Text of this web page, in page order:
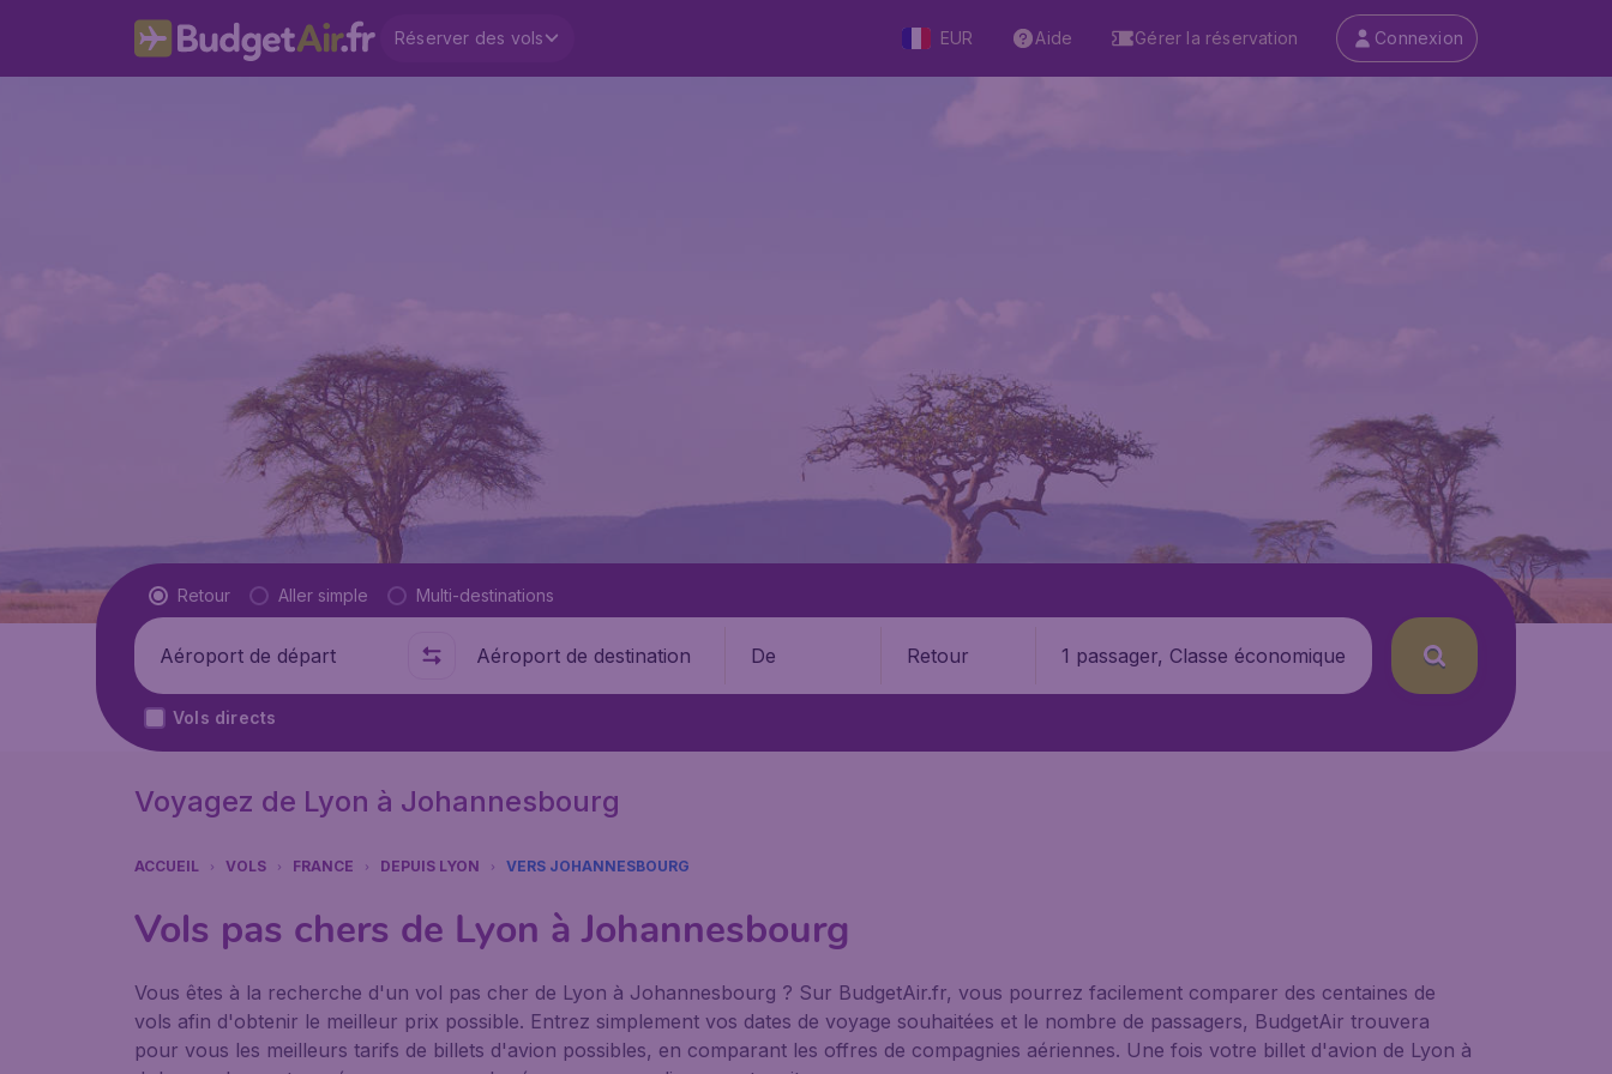
Réserver des vols EUR Aide Gérer la réservation Connexion
Type de vol
Retour Aller simple Multi-destinations
Départ de Où De Retour 1 passager, Classe économique
Vols directs
Voyagez de Lyon à Johannesbourg
ACCUEIL VOLS FRANCE DEPUIS LYON VERS JOHANNESBOURG
Vols pas chers de Lyon à Johannesbourg
Vous êtes à la recherche d'un vol pas cher de Lyon à Johannesbourg ? Sur BudgetAir.fr, vous pourrez facilement comparer des centaines de
vols afin d'obtenir le meilleur prix possible. Entrez simplement vos dates de voyage souhaitées et le nombre de passagers, BudgetAir trouvera
pour vous les meilleurs tarifs de billets d'avion possibles, en comparant les offres de compagnies aériennes. Une fois votre billet d'avion de Lyon à